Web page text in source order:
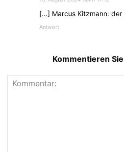
[…] Marcus Kitzmann:
Antwort
Kommentieren